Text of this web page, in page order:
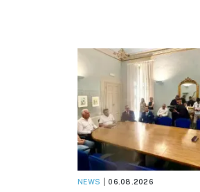
NEWS 06.08.2026